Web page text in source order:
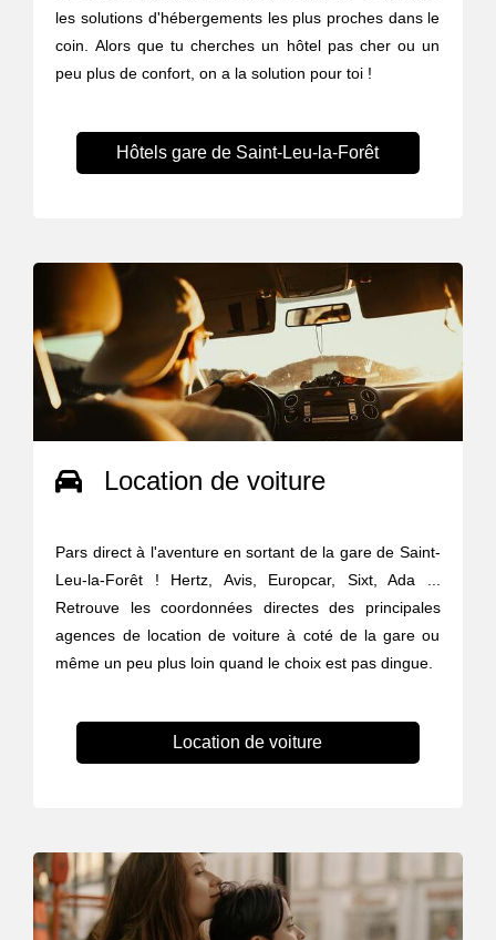
les solutions d'hébergements les plus proches dans le
coin. Alors que tu cherches un hôtel pas cher ou un
peu plus de confort, on a la solution pour toi !
Hôtels gare de Saint-Leu-la-Forêt
Location de voiture
Pars direct à l'aventure en sortant de la gare de Saint-
Leu-la-Forêt ! Hertz, Avis, Europcar, Sixt, Ada ...
Retrouve les coordonnées directes des principales
agences de location de voiture à coté de la gare ou
même un peu plus loin quand le choix est pas dingue.
Location de voiture